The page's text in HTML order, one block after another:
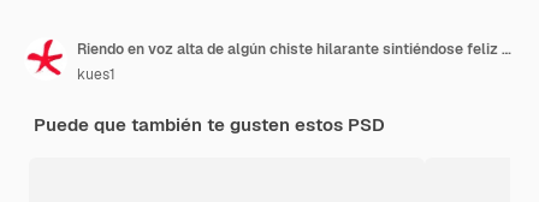
Riendo en voz alta de algún chiste hilarante sintiéndose feliz y alegre divirtiéndose
kues1
Puede que también te gusten estos PSD